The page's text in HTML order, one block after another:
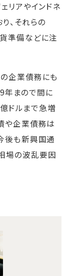
リアやインドネ
、それらの
準備などに注
企業債務にも
年まので間に
ドルまで急増
や企業債務は
後も新興国通
場の波乱要因